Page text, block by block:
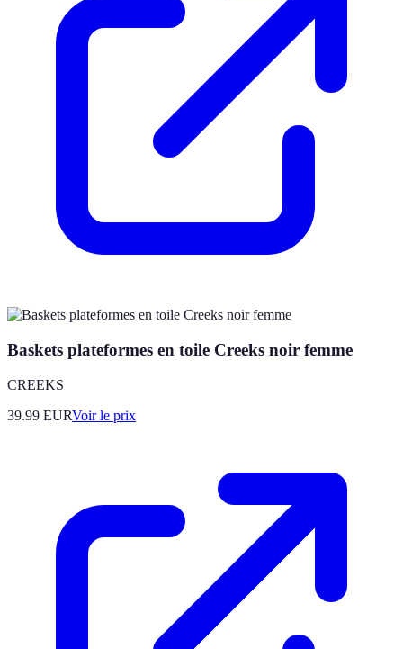
Baskets plateformes en toile Creeks noir femme
CREEKS
39.99 EURVoir le prix